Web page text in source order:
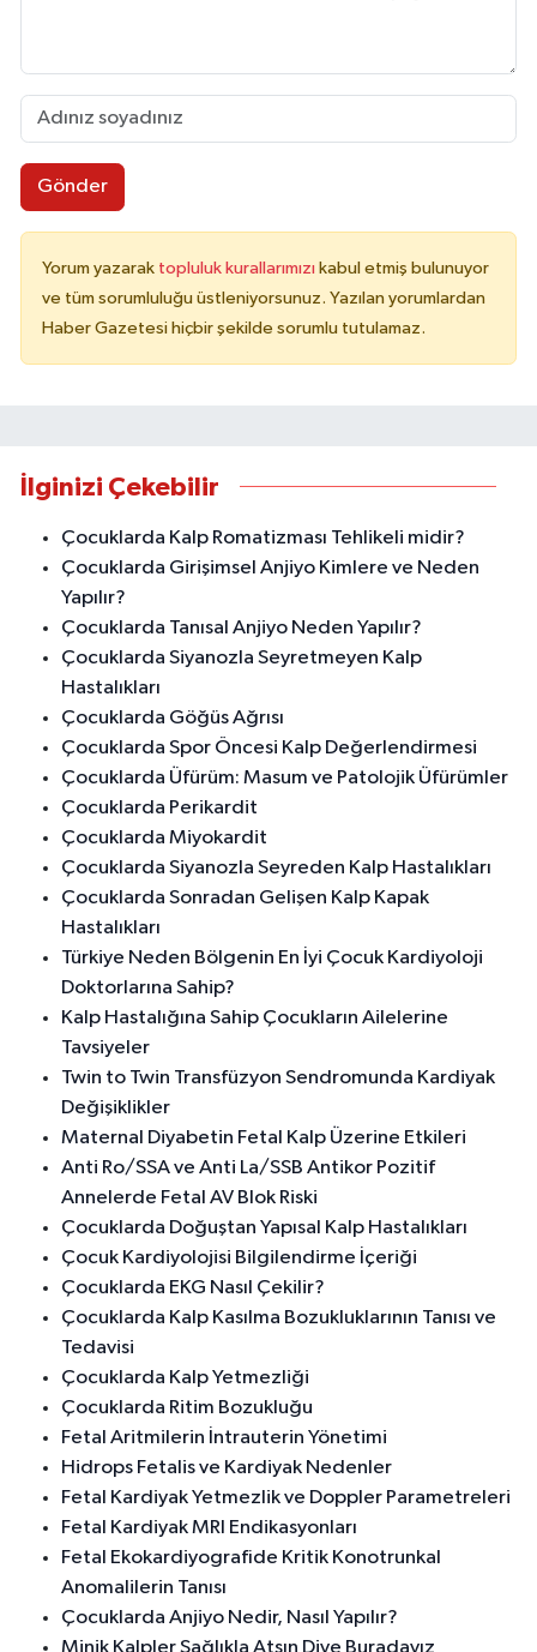
Gönder
Yorum yazarak topluluk kurallarımızı kabul etmiş bulunuyor
ve tüm sorumluluğu üstleniyorsunuz. Yazılan yorumlardan
Haber Gazetesi hiçbir şekilde sorumlu tutulamaz.
İlginizi Çekebilir
Çocuklarda Kalp Romatizması Tehlikeli midir?
Çocuklarda Girişimsel Anjiyo Kimlere ve Neden
Yapılır?
Çocuklarda Tanısal Anjiyo Neden Yapılır?
Çocuklarda Siyanozla Seyretmeyen Kalp
Hastalıkları
Çocuklarda Göğüs Ağrısı
Çocuklarda Spor Öncesi Kalp Değerlendirmesi
Çocuklarda Üfürüm: Masum ve Patolojik Üfürümler
Çocuklarda Perikardit
Çocuklarda Miyokardit
Çocuklarda Siyanozla Seyreden Kalp Hastalıkları
Çocuklarda Sonradan Gelişen Kalp Kapak
Hastalıkları
Türkiye Neden Bölgenin En İyi Çocuk Kardiyoloji
Doktorlarına Sahip?
Kalp Hastalığına Sahip Çocukların Ailelerine
Tavsiyeler
Twin to Twin Transfüzyon Sendromunda Kardiyak
Değişiklikler
Maternal Diyabetin Fetal Kalp Üzerine Etkileri
Anti Ro/SSA ve Anti La/SSB Antikor Pozitif
Annelerde Fetal AV Blok Riski
Çocuklarda Doğuştan Yapısal Kalp Hastalıkları
Çocuk Kardiyolojisi Bilgilendirme İçeriği
Çocuklarda EKG Nasıl Çekilir?
Çocuklarda Kalp Kasılma Bozukluklarının Tanısı ve
Tedavisi
Çocuklarda Kalp Yetmezliği
Çocuklarda Ritim Bozukluğu
Fetal Aritmilerin İntrauterin Yönetimi
Hidrops Fetalis ve Kardiyak Nedenler
Fetal Kardiyak Yetmezlik ve Doppler Parametreleri
Fetal Kardiyak MRI Endikasyonları
Fetal Ekokardiyografide Kritik Konotrunkal
Anomalilerin Tanısı
Çocuklarda Anjiyo Nedir, Nasıl Yapılır?
Minik Kalpler Sağlıkla Atsın Diye Buradayız